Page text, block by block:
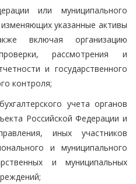
или муниципального
указанные активы
включая организацию
рассмотрения и
и государственного
контроля;
учета органов
Российской Федерации и
иных участников
и муниципального
и муниципальных